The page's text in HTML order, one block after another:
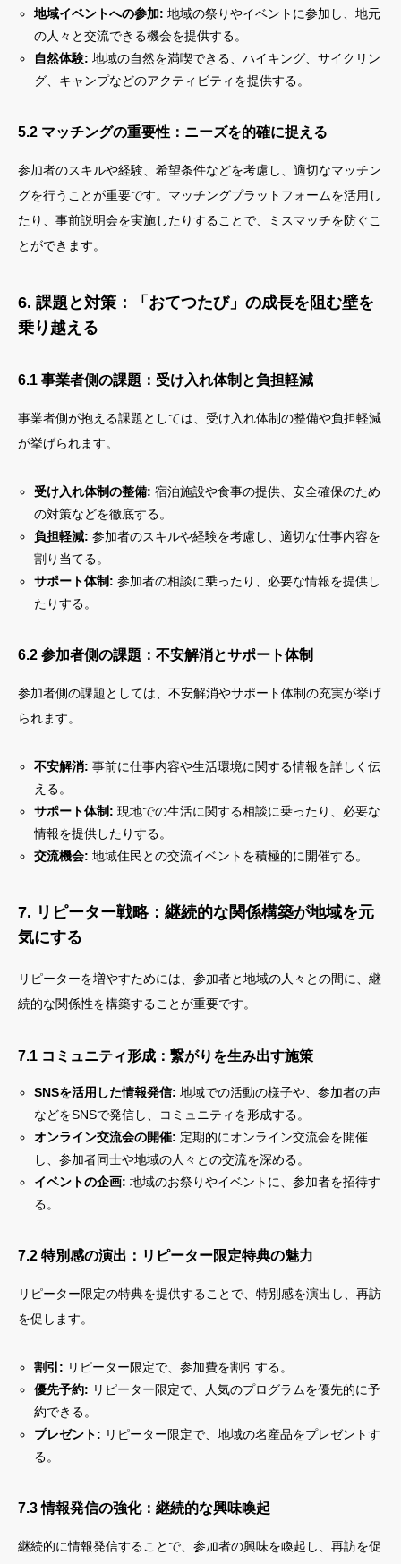
地域イベントへの参加: 地域の祭りやイベントに参加し、地元
の人々と交流できる機会を提供する。
自然体験: 地域の自然を満喫できる、ハイキング、サイクリン
グ、キャンプなどのアクティビティを提供する。
5.2 マッチングの重要性：ニーズを的確に捉える
参加者のスキルや経験、希望条件などを考慮し、適切なマッチン
グを行うことが重要です。マッチングプラットフォームを活用し
たり、事前説明会を実施したりすることで、ミスマッチを防ぐこ
とができます。
6. 課題と対策：「おてつたび」の成長を阻む壁を
乗り越える
6.1 事業者側の課題：受け入れ体制と負担軽減
事業者側が抱える課題としては、受け入れ体制の整備や負担軽減
が挙げられます。
受け入れ体制の整備: 宿泊施設や食事の提供、安全確保のため
の対策などを徹底する。
負担軽減: 参加者のスキルや経験を考慮し、適切な仕事内容を
割り当てる。
サポート体制: 参加者の相談に乗ったり、必要な情報を提供し
たりする。
6.2 参加者側の課題：不安解消とサポート体制
参加者側の課題としては、不安解消やサポート体制の充実が挙げ
られます。
不安解消: 事前に仕事内容や生活環境に関する情報を詳しく伝
える。
サポート体制: 現地での生活に関する相談に乗ったり、必要な
情報を提供したりする。
交流機会: 地域住民との交流イベントを積極的に開催する。
7. リピーター戦略：継続的な関係構築が地域を元
気にする
リピーターを増やすためには、参加者と地域の人々との間に、継
続的な関係性を構築することが重要です。
7.1 コミュニティ形成：繋がりを生み出す施策
SNSを活用した情報発信: 地域での活動の様子や、参加者の声
などをSNSで発信し、コミュニティを形成する。
オンライン交流会の開催: 定期的にオンライン交流会を開催
し、参加者同士や地域の人々との交流を深める。
イベントの企画: 地域のお祭りやイベントに、参加者を招待す
る。
7.2 特別感の演出：リピーター限定特典の魅力
リピーター限定の特典を提供することで、特別感を演出し、再訪
を促します。
割引: リピーター限定で、参加費を割引する。
優先予約: リピーター限定で、人気のプログラムを優先的に予
約できる。
プレゼント: リピーター限定で、地域の名産品をプレゼントす
る。
7.3 情報発信の強化：継続的な興味喚起
継続的に情報発信することで、参加者の興味を喚起し、再訪を促